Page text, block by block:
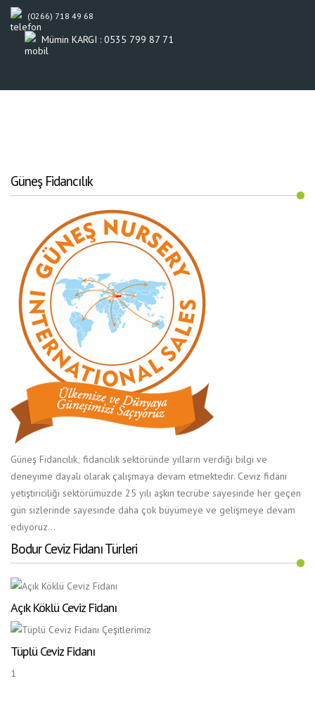
(0266) 718 49 68
Mümin KARGI : 0535 799 87 71
Güneş Fidancılık
Güneş Fidancılık; fidancılık sektöründe yılların verdiği bilgi ve
deneyime dayalı olarak çalışmaya devam etmektedir. Ceviz fidanı
yetiştiriciliği sektörümüzde 25 yılı aşkın tecrübe sayesinde her geçen
gün sizlerinde sayesinde daha çok büyümeye ve gelişmeye devam
ediyoruz...
Bodur Ceviz Fidanı Türleri
Açık Köklü Ceviz Fidanı
Tüplü Ceviz Fidanı
1